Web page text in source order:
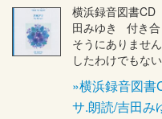
横浜録音図書
田みゆき 付き合
そうにありませ
したわけでもな
»横浜録音図
サ.朗読/吉田